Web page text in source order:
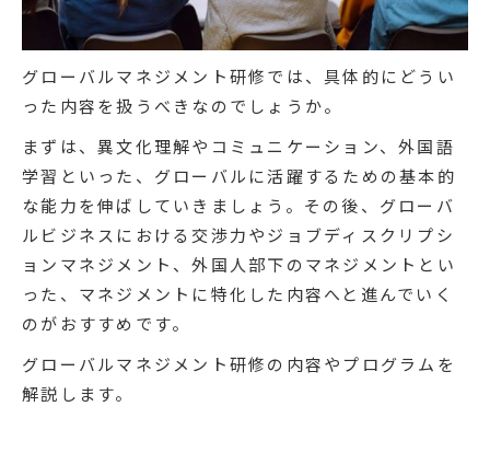
グローバルマネジメント研修では、具体的にどうい
った内容を扱うべきなのでしょうか。
まずは、異文化理解やコミュニケーション、外国語
学習といった、グローバルに活躍するための基本的
な能力を伸ばしていきましょう。その後、グローバ
ルビジネスにおける交渉力やジョブディスクリプシ
ョンマネジメント、外国人部下のマネジメントとい
った、マネジメントに特化した内容へと進んでいく
のがおすすめです。
グローバルマネジメント研修の内容やプログラムを
解説します。